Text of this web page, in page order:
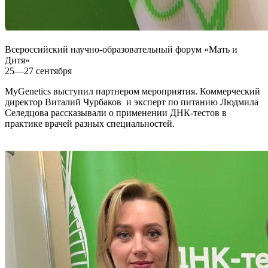
Всероссийский научно-образовательный форум «Мать и
Дитя»
25—27 сентября
MyGenetics выступил партнером мероприятия. Коммерческий
директор Виталий Чурбаков и эксперт по питанию Людмила
Селедцова рассказывали о применении ДНК-тестов в
практике врачей разных специальностей.